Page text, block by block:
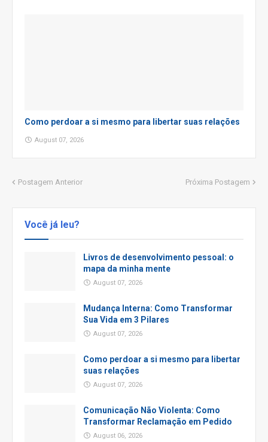
Como perdoar a si mesmo para libertar suas relações
August 07, 2026
Postagem Anterior Próxima Postagem
Você já leu?
Livros de desenvolvimento pessoal: o
mapa da minha mente
August 07, 2026
Mudança Interna: Como Transformar
Sua Vida em 3 Pilares
August 07, 2026
Como perdoar a si mesmo para libertar
suas relações
August 07, 2026
Comunicação Não Violenta: Como
Transformar Reclamação em Pedido
August 06, 2026